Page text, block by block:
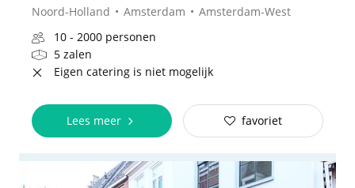
Noord-Holland Amsterdam
Amsterdam-West
10 - 2000 personen
5 zalen
Eigen catering is niet mogelijk
Lees meer favoriet